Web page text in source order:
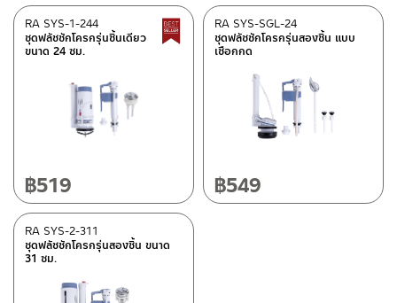
RASLAND (3)
(3)
ขาว
หมวดสินค้า
Rasland-Fittings
latest
ชุดฟลัชชักโครกรุ่นชิ้นเดียว
ขนาด 24 ซม.
RA SYS-1-244 Best Seller สินค้าขายดี
฿519
ชุดฟลัชชักโครกรุ่นสองชิ้น แบบ
เชือกกด
RA SYS-SGL-24
฿549
ชุดฟลัชชักโครกรุ่นสองชิ้น ขนาด
31 ซม.
RA SYS-2-311